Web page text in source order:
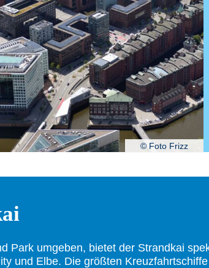
© Foto Frizz
Park umgeben, bietet der Strandkai
und Elbe. Die größten